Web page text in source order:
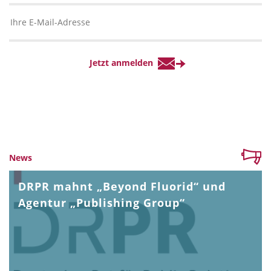
News
DRPR mahnt „Beyond Fluorid“ und
Agentur „Publishing Group“